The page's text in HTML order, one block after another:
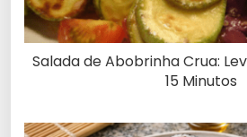
Salada de Abobrinha Crua:
15 Minutos